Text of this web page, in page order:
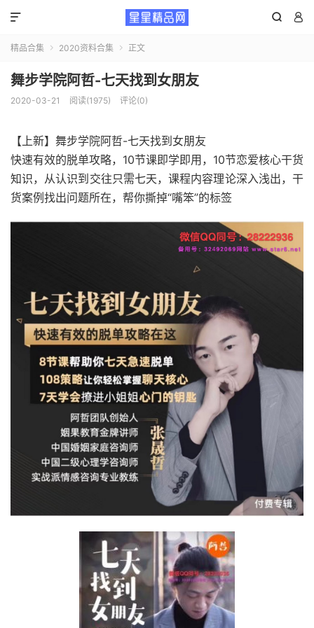
 

精品合集  2020资料合集  正文
舞步学院阿哲-七天找到女朋友
2020-03-21 阅读(1975) 评论(0)
【上新】舞步学院阿哲-七天找到女朋友
快速有效的脱单攻略，10节课即学即用，10节恋爱核心干货
知识，从认识到交往只需七天，课程内容理论深入浅出，干
货案例找出问题所在，帮你撕掉“嘴笨”的标签